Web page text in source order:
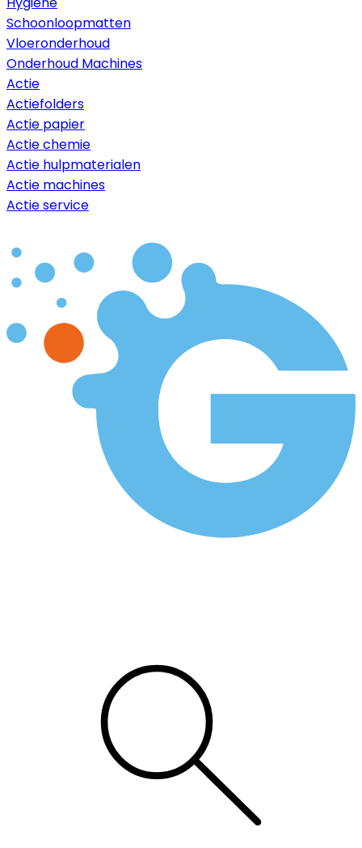
Schoonloopmatten
Vloeronderhoud
Onderhoud Machines
Actie
Actiefolders
Actie papier
Actie chemie
Actie hulpmaterialen
Actie machines
Actie service